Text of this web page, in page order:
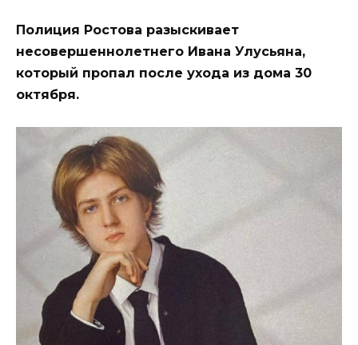
Полиция Ростова разыскивает
несовершеннолетнего Ивана Улусьяна,
который пропал после ухода из дома 30
октября.